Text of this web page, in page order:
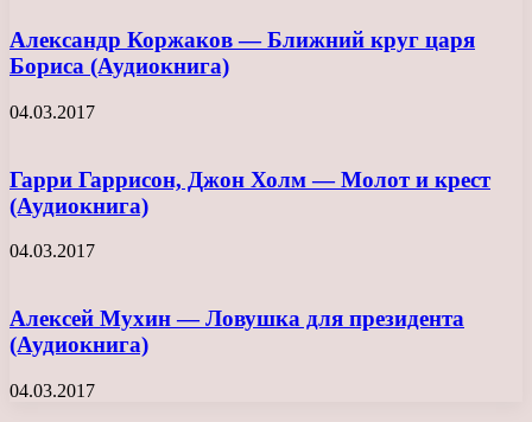
Александр Коржаков — Ближний круг царя
Бориса (Аудиокнига)
04.03.2017
Гарри Гаррисон, Джон Холм — Молот и крест
(Аудиокнига)
04.03.2017
Алексей Мухин — Ловушка для президента
(Аудиокнига)
04.03.2017